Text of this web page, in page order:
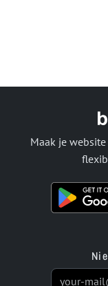
Maak je